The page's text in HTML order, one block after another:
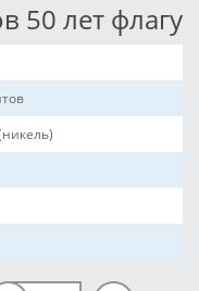
50 лет флагу